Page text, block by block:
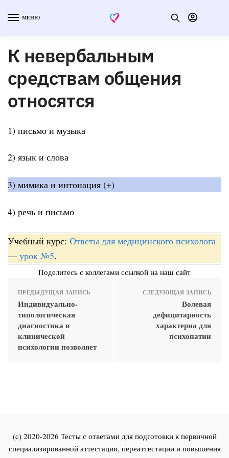
МЕНЮ
К невербальным
средствам общения
относятся
1) письмо и музыка
2) язык и слова
3) мимика и интонация (+)
4) речь и письмо
Учебный курс: Ответы для медицинского психолога
— урок №5.
Поделитесь с коллегами ссылкой на наш сайт
ПРЕДЫДУЩАЯ ЗАПИСЬ
Индивидуально-
типологическая
диагностика в
клинической
психологии позволяет
СЛЕДУЮЩАЯ ЗАПИСЬ
Волевая
дефицитарность
характерна для
психопатии
(c) 2020-2026 Тесты с ответами для подготовки к первичной
специализированной аттестации, переаттестации и повышения